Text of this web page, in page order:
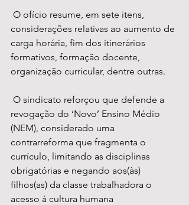
considerações relativas ao aumento de
carga horária, fim dos itinerários
formativos, formação docente,
organização curricular, dentre outras.
revogação do ‘Novo’ Ensino Médio
(NEM), considerado uma
contrarreforma que fragmenta o
currículo, limitando as disciplinas
obrigatórias e negando aos(às)
filhos(as) da classe trabalhadora o
acesso à cultura humana